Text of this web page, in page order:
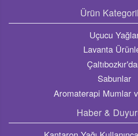
Kekik yağının faydaları nelerdir, ne
Sosyal Medya
Destek Hattı